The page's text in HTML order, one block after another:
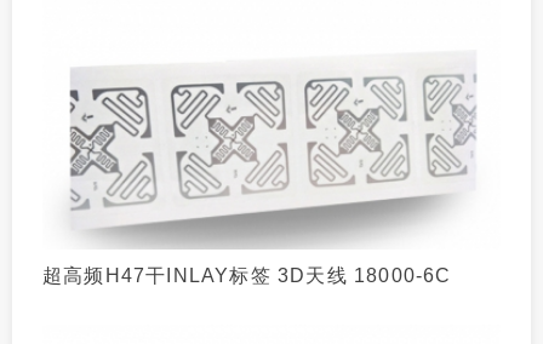
超高频H47干INLAY标签 3D天线 18000-6C